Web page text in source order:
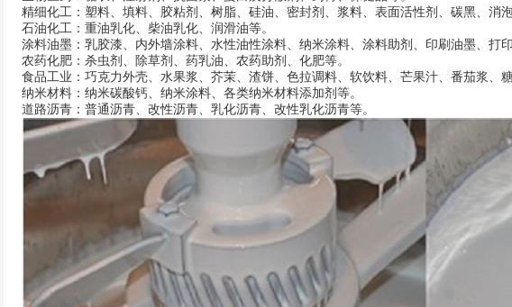
精细化工：塑料、填料、胶粘剂、树脂、硅油、密封剂、浆料、表面活性剂、碳黑、消
石油化工：重油乳化、柴油乳化、润滑油等。
涂料油墨：乳胶漆、内外墙涂料、水性油性涂料、纳米涂料、涂料助剂、印刷油墨、打
农药化肥：杀虫剂、除草剂、药乳油、农药助剂、化肥等。
食品工业：巧克力外壳、水果浆、芥茉、渣饼、色拉调料、软饮料、芒果汁、番茄浆、
纳米材料：纳米碳酸钙、纳米涂料、各类纳米材料添加剂等。
道路沥青：普通沥青、改性沥青、乳化沥青、改性乳化沥青等。